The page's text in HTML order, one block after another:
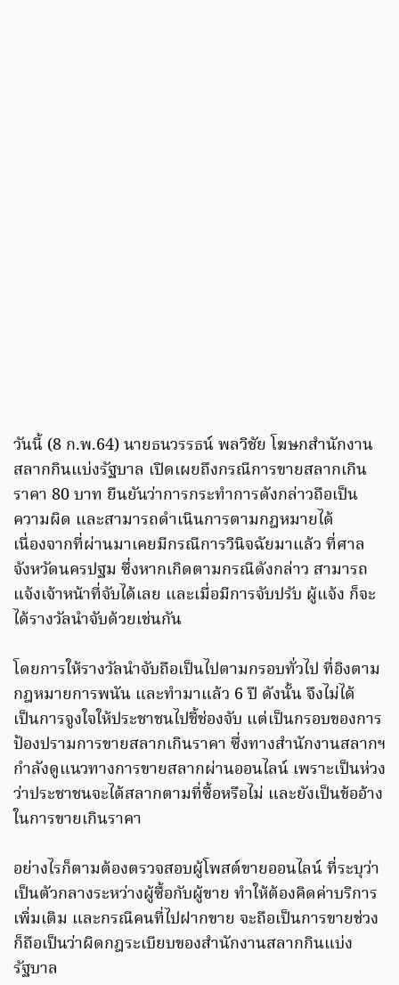
วันนี้ (8 ก.พ.64) นายธนวรรธน์ พลวิชัย โฆษกสำนักงาน
สลากกินแบ่งรัฐบาล เปิดเผยถึงกรณีการขายสลากเกิน
ราคา 80 บาท ยืนยันว่าการกระทำการดังกล่าวถือเป็น
ความผิด และสามารถดำเนินการตามกฎหมายได้
เนื่องจากที่ผ่านมาเคยมีกรณีการวินิจฉัยมาแล้ว ที่ศาล
จังหวัดนครปฐม ซึ่งหากเกิดตามกรณีดังกล่าว สามารถ
แจ้งเจ้าหน้าที่จับได้เลย และเมื่อมีการจับปรับ ผู้แจ้ง ก็จะ
ได้รางวัลนำจับด้วยเช่นกัน
โดยการให้รางวัลนำจับถือเป็นไปตามกรอบทั่วไป ที่อิงตาม
กฎหมายการพนัน และทำมาแล้ว 6 ปี ดังนั้น จึงไม่ได้
เป็นการจูงใจให้ประชาชนไปชี้ช่องจับ แต่เป็นกรอบของการ
ป้องปรามการขายสลากเกินราคา ซึ่งทางสำนักงานสลากฯ
กำลังดูแนวทางการขายสลากผ่านออนไลน์ เพราะเป็นห่วง
ว่าประชาชนจะได้สลากตามที่ซื้อหรือไม่ และยังเป็นข้ออ้าง
ในการขายเกินราคา
อย่างไรก็ตามต้องตรวจสอบผู้โพสต์ขายออนไลน์ ที่ระบุว่า
เป็นตัวกลางระหว่างผู้ซื้อกับผู้ขาย ทำให้ต้องคิดค่าบริการ
เพิ่มเติม และกรณีคนที่ไปฝากขาย จะถือเป็นการขายช่วง
ก็ถือเป็นว่าผิดกฎระเบียบของสำนักงานสลากกินแบ่ง
รัฐบาล